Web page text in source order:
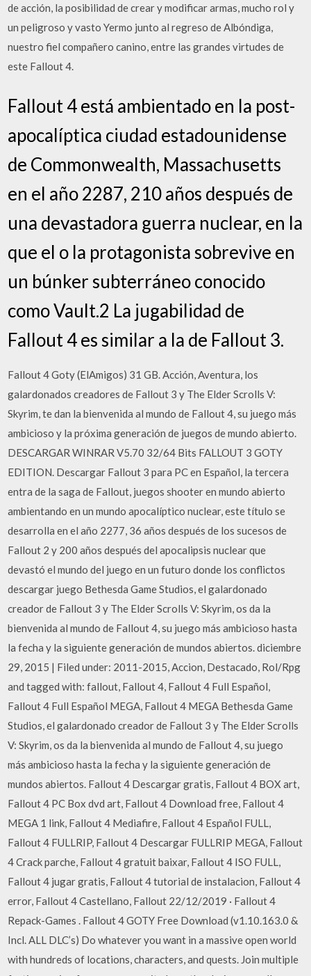
de acción, la posibilidad de crear y modificar armas, mucho rol y
un peligroso y vasto Yermo junto al regreso de Albóndiga,
nuestro fiel compañero canino, entre las grandes virtudes de
este Fallout 4.
Fallout 4 está ambientado en la post-
apocalíptica ciudad estadounidense
de Commonwealth, Massachusetts
en el año 2287, 210 años después de
una devastadora guerra nuclear, en la
que el o la protagonista sobrevive en
un búnker subterráneo conocido
como Vault.2 La jugabilidad de
Fallout 4 es similar a la de Fallout 3.
Fallout 4 Goty (ElAmigos) 31 GB. Acción, Aventura, los
galardonados creadores de Fallout 3 y The Elder Scrolls V:
Skyrim, te dan la bienvenida al mundo de Fallout 4, su juego más
ambicioso y la próxima generación de juegos de mundo abierto.
DESCARGAR WINRAR V5.70 32/64 Bits FALLOUT 3 GOTY
EDITION. Descargar Fallout 3 para PC en Español, la tercera
entra de la saga de Fallout, juegos shooter en mundo abierto
ambientando en un mundo apocalíptico nuclear, este título se
desarrolla en el año 2277, 36 años después de los sucesos de
Fallout 2 y 200 años después del apocalipsis nuclear que
devastó el mundo del juego en un futuro donde los conflictos
descargar juego Bethesda Game Studios, el galardonado
creador de Fallout 3 y The Elder Scrolls V: Skyrim, os da la
bienvenida al mundo de Fallout 4, su juego más ambicioso hasta
la fecha y la siguiente generación de mundos abiertos. diciembre
29, 2015 | Filed under: 2011-2015, Accion, Destacado, Rol/Rpg
and tagged with: fallout, Fallout 4, Fallout 4 Full Español,
Fallout 4 Full Español MEGA, Fallout 4 MEGA Bethesda Game
Studios, el galardonado creador de Fallout 3 y The Elder Scrolls
V: Skyrim, os da la bienvenida al mundo de Fallout 4, su juego
más ambicioso hasta la fecha y la siguiente generación de
mundos abiertos. Fallout 4 Descargar gratis, Fallout 4 BOX art,
Fallout 4 PC Box dvd art, Fallout 4 Download free, Fallout 4
MEGA 1 link, Fallout 4 Mediafire, Fallout 4 Español FULL,
Fallout 4 FULLRIP, Fallout 4 Descargar FULLRIP MEGA, Fallout
4 Crack parche, Fallout 4 gratuit baixar, Fallout 4 ISO FULL,
Fallout 4 jugar gratis, Fallout 4 tutorial de instalacion, Fallout 4
error, Fallout 4 Castellano, Fallout 22/12/2019 · Fallout 4
Repack-Games . Fallout 4 GOTY Free Download (v1.10.163.0 &
Incl. ALL DLC’s) Do whatever you want in a massive open world
with hundreds of locations, characters, and quests. Join multiple